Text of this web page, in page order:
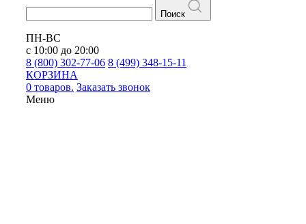
Поиск
ПН-ВС
с 10:00 до 20:00
8 (800) 302-77-06 8 (499) 348-15-11
КОРЗИНА
0 товаров. Заказать звонок
Меню